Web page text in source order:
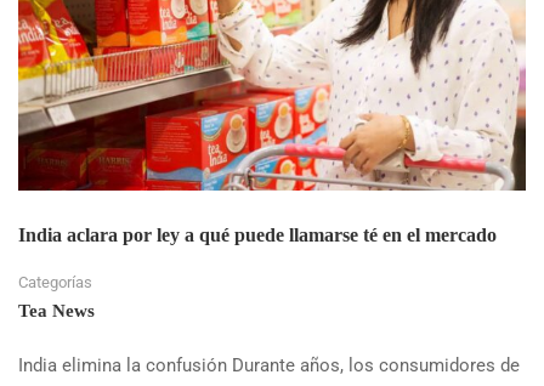
India aclara por ley a qué puede llamarse té en el mercado
Categorías
Tea News
India elimina la confusión Durante años, los consumidores de